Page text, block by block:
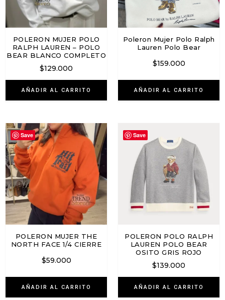
POLERON MUJER POLO
RALPH LAUREN – POLO
BEAR BLANCO COMPLETO
$129.000
AÑADIR AL CARRITO
Poleron Mujer Polo Ralph
Lauren Polo Bear
$159.000
AÑADIR AL CARRITO
Save
POLERON MUJER THE
NORTH FACE 1/4 CIERRE
$59.000
AÑADIR AL CARRITO
Save
POLERON POLO RALPH
LAUREN POLO BEAR
OSITO GRIS ROJO
$139.000
AÑADIR AL CARRITO